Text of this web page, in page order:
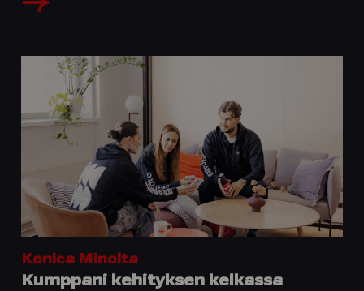
Konica Minolta
Kumppani kehityksen kelkassa